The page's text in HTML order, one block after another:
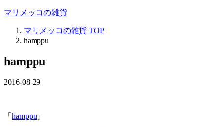
マリメッコの雑貨
マリメッコの雑貨 TOP
hamppu
hamppu
2016-08-29
「 hamppu 」